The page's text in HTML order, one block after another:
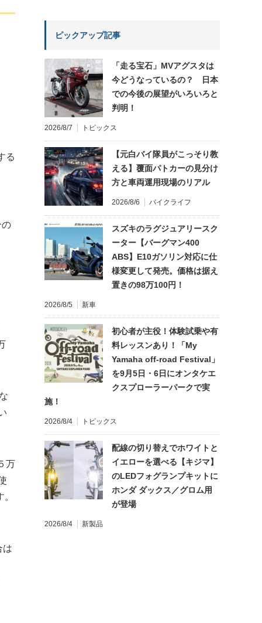
る
の
万
は
ピックアップ記事
「走る宝石」MVアグスタは
今どうなっているの？ 日本
での今後の展望がいろいろと
判明！
2026/8/7 トピックス
【元白バイ隊員がこっそり教
える】覆面パトカーの見分け
方と車両運用現場のリアル
2026/8/6 バイクライフ
スズキのラグジュアリースク
ーター【バーグマン400
ABS】E10ガソリン対応に仕
様変更して発売。価格は据え
置きの98万100円！
2026/8/5 新車
初心者が主役！体験試乗や有
料レッスンあり！「My
Yamaha off-road Festival」
を9月5日・6日にオンタケエ
クスプローラーパークで実
施！
2026/8/4 トピックス
配線の切り替えでホワイトと
イエローを選べる【キジマ】
のLEDフォグランプキットに
ホンダ ダックス／グロム用
が登場
2026/8/4 新製品